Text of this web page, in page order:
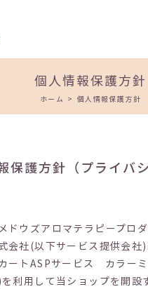
個人情報保護方針
ホーム > 個人情報保護方針
保護方針（プライバ
ドウズアロマテラピープロ
会社(以下サービス提供会社
ートASPサービス カラー
利用して当ショップを開設